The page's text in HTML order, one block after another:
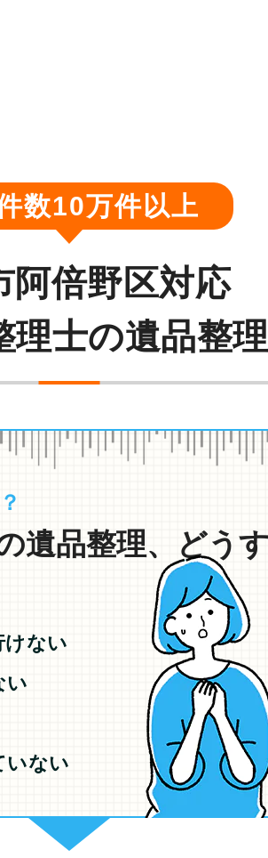
数10万件以上
阿倍野区対応
理士の遺品整理
遺品整理、どう
けない
い
いない